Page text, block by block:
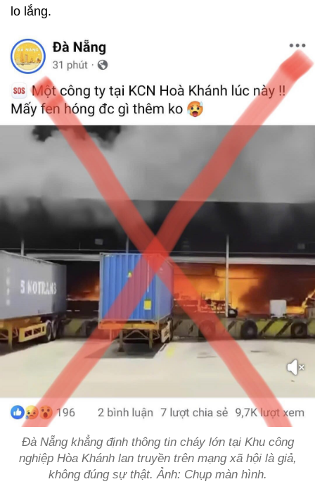
lo lắng.
Đà Nẵng khẳng định thông tin cháy lớn tại Khu công
nghiệp Hòa Khánh lan truyền trên mạng xã hội là giả,
không đúng sự thật. Ảnh: Chụp màn hình.